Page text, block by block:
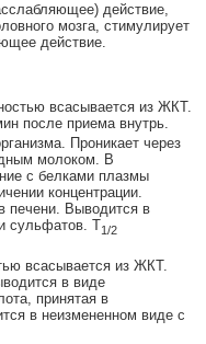
действие,
мозга, стимулирует
действие.
всасывается из ЖКТ.
после приема внутрь.
Проникает через
молоком. В
с белками плазмы
концентрации.
печени. Выводится в
сульфатов. T1/2
всасывается из ЖКТ.
в виде
принятая в
в неизмененном виде с